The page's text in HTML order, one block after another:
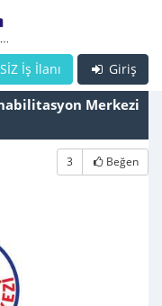
Giriş
İş İlanı
Merkezi
3 Beğen